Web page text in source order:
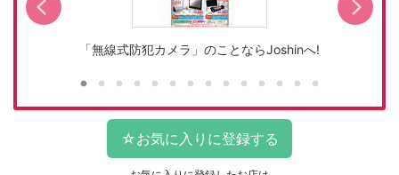
「無線式防犯カメラ」のことならJoshinへ!